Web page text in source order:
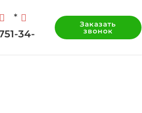
*
34-
Заказать
звонок